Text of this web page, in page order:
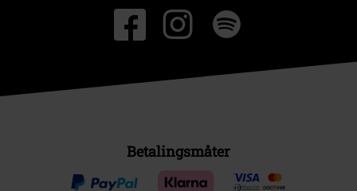
Betalingsmåter